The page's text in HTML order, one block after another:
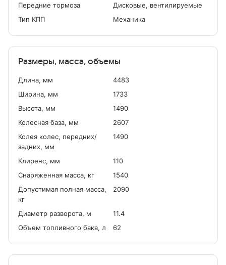
Передние тормоза
Дисковые, вентилируемые
Тип КПП
Механика
Размеры, масса, объемы
Длина, мм
4483
Ширина, мм
1733
Высота, мм
1490
Колесная база, мм
2607
Колея колес, передних/
задних, мм
1490
Клиренс, мм
110
Снаряженная масса, кг
1540
Допустимая полная масса,
кг
2090
Диаметр разворота, м
11.4
Объем топливного бака, л
62